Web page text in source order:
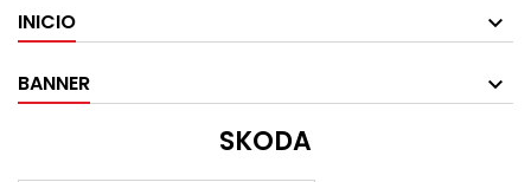
INICIO
BANNER
SKODA